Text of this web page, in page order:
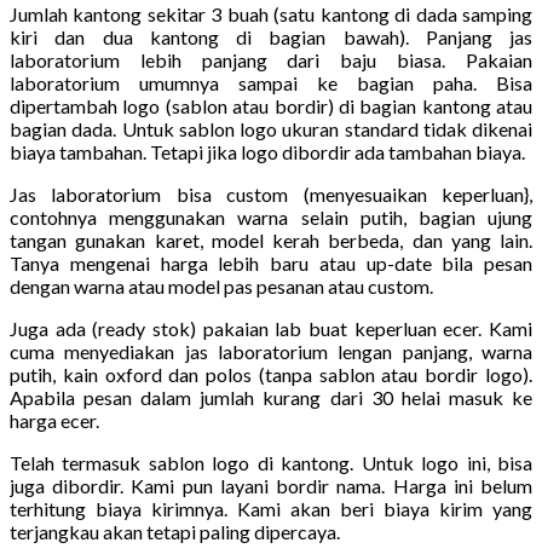
Jumlah kantong sekitar 3 buah (satu kantong di dada samping
kiri dan dua kantong di bagian bawah). Panjang jas
laboratorium lebih panjang dari baju biasa. Pakaian
laboratorium umumnya sampai ke bagian paha. Bisa
dipertambah logo (sablon atau bordir) di bagian kantong atau
bagian dada. Untuk sablon logo ukuran standard tidak dikenai
biaya tambahan. Tetapi jika logo dibordir ada tambahan biaya.
Jas laboratorium bisa custom (menyesuaikan keperluan},
contohnya menggunakan warna selain putih, bagian ujung
tangan gunakan karet, model kerah berbeda, dan yang lain.
Tanya mengenai harga lebih baru atau up-date bila pesan
dengan warna atau model pas pesanan atau custom.
Juga ada (ready stok) pakaian lab buat keperluan ecer. Kami
cuma menyediakan jas laboratorium lengan panjang, warna
putih, kain oxford dan polos (tanpa sablon atau bordir logo).
Apabila pesan dalam jumlah kurang dari 30 helai masuk ke
harga ecer.
Telah termasuk sablon logo di kantong. Untuk logo ini, bisa
juga dibordir. Kami pun layani bordir nama. Harga ini belum
terhitung biaya kirimnya. Kami akan beri biaya kirim yang
terjangkau akan tetapi paling dipercaya.